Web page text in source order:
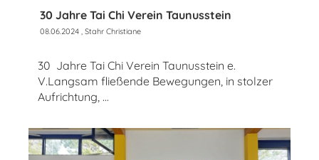
30 Jahre Tai Chi Verein Taunusstein
08.06.2024 , Stahr Christiane
30 Jahre Tai Chi Verein Taunusstein e.
V.Langsam fließende Bewegungen, in stolzer
Aufrichtung, ...